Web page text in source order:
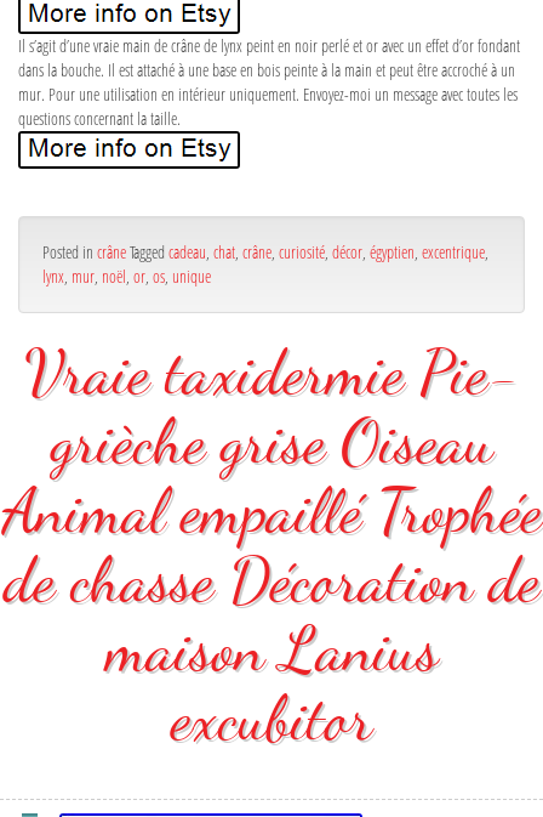
Il s’agit d’une vraie main de crâne de lynx peint en noir perlé et or avec un effet d’or fondant
dans la bouche. Il est attaché à une base en bois peinte à la main et peut être accroché à un
mur. Pour une utilisation en intérieur uniquement. Envoyez-moi un message avec toutes les
questions concernant la taille.
Posted in crâneTagged cadeau, chat, crâne, curiosité, décor, égyptien, excentrique,
lynx, mur, noël, or, os, unique
Vraie taxidermie Pie-
grièche grise Oiseau
Animal empaillé Trophée
de chasse Décoration de
maison Lanius
excubitor